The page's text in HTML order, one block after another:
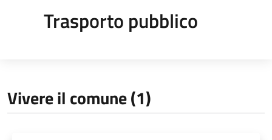
Trasporto pubblico
Vivere il comune (1)